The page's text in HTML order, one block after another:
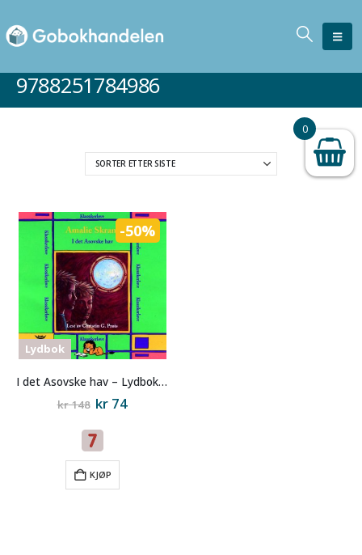
9788251784986
Lydbok
-50%
I det Asovske hav – Lydbok på CD
kr148 Original
was:
kr 148.
kr 74Current
KJØP
0